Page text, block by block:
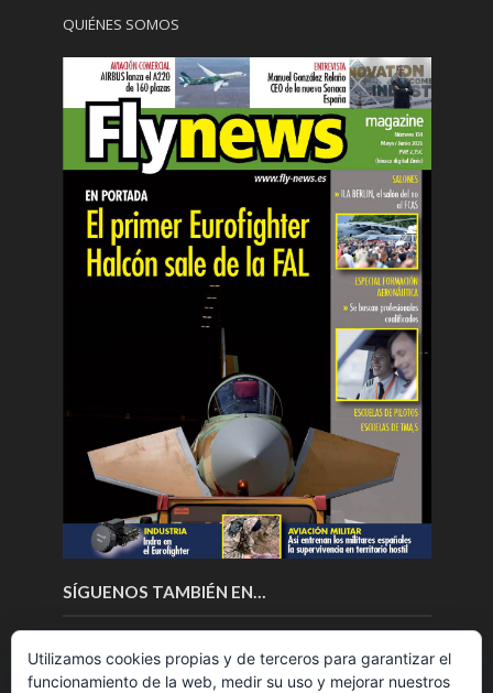
QUIÉNES SOMOS
SÍGUENOS TAMBIÉN EN…
Utilizamos cookies propias y de terceros para garantizar el
funcionamiento de la web, medir su uso y mejorar nuestros